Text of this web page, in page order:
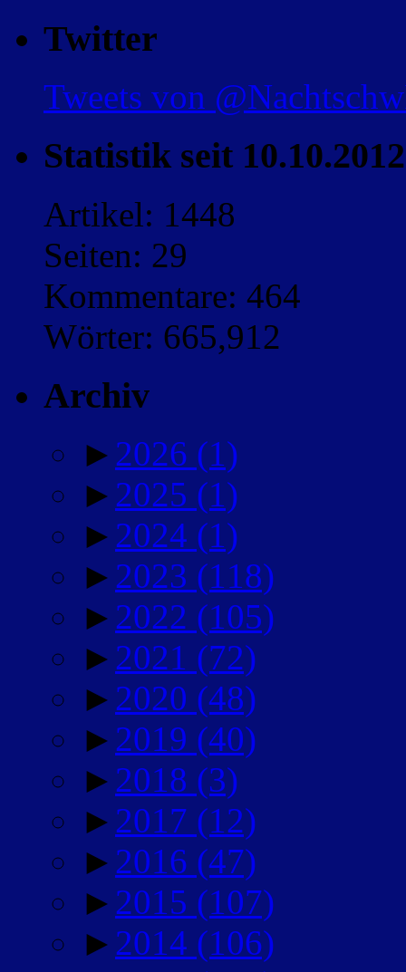
Twitter
Tweets von
Statistik seit 10.10.2012
Artikel: 1448
Seiten: 29
Kommentare: 464
Wörter: 665,912
Archiv
► 2026 (1)
► 2025 (1)
► 2024 (1)
► 2023 (118)
► 2022 (105)
► 2021 (72)
► 2020 (48)
► 2019 (40)
► 2018 (3)
► 2017 (12)
► 2016 (47)
► 2015 (107)
► 2014 (106)